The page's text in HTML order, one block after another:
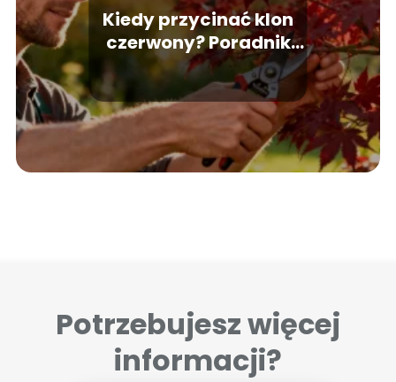
Kiedy przycinać klon
czerwony? Poradnik
pielęgnacji
Potrzebujesz więcej
informacji?